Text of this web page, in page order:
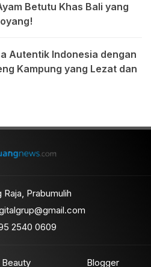
Betutu Khas Bali yang
Autentik Indonesia dengan
Kampung yang Lezat dan
Prabumulih
2540 0609
Beauty Blogger